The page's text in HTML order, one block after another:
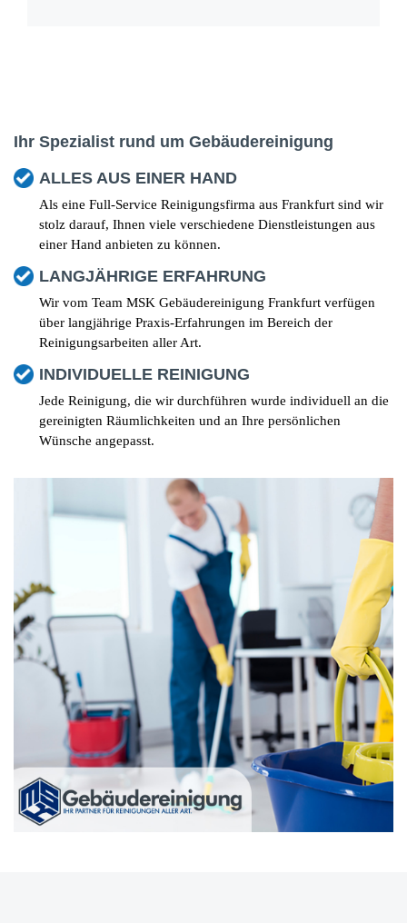
Ihr Spezialist rund um Gebäudereinigung
ALLES AUS EINER HAND
Als eine Full-Service Reinigungsfirma aus Frankfurt sind wir
stolz darauf, Ihnen viele verschiedene Dienstleistungen aus
einer Hand anbieten zu können.
LANGJÄHRIGE ERFAHRUNG
Wir vom Team MSK Gebäudereinigung Frankfurt verfügen
über langjährige Praxis-Erfahrungen im Bereich der
Reinigungsarbeiten aller Art.
INDIVIDUELLE REINIGUNG
Jede Reinigung, die wir durchführen wurde individuell an die
gereinigten Räumlichkeiten und an Ihre persönlichen
Wünsche angepasst.